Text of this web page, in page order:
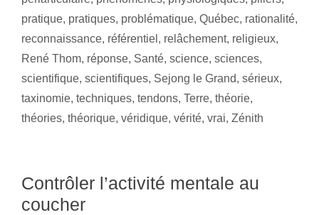
pratique, pratiques, problématique, Québec, rationalité,
reconnaissance, référentiel , relâchement, religieux,
René Thom, réponse, Santé, science, sciences,
scientifique, scientifiques, Sejong le Grand, sérieux,
taxinomie, techniques, tendons, Terre, théorie,
théories, théorique, véridique, vérité, vrai, Zénith
Contrôler l’activité mentale au
coucher